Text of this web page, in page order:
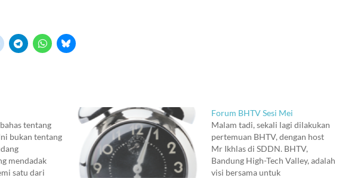
tentang
bukan tentang
mendadak
satu dari
Forum BHTV Sesi Mei
Malam tadi, sekali lagi dilakukan
pertemuan BHTV, dengan host
Mr Ikhlas di SDDN. BHTV,
Bandung High-Tech Valley, adalah
visi bersama untuk